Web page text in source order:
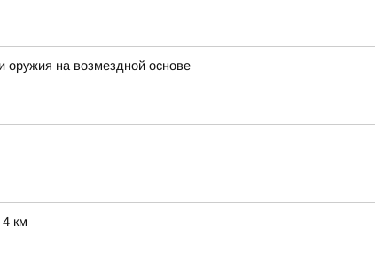
оружия на возмездной основе
км